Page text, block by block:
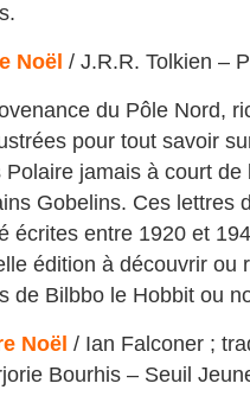
Noël / J.R.R. Tolkien –
du Pôle Nord,
pour tout savoir
Polaire jamais à court
Gobelins. Ces lettres
écrites entre 1920 et
édition à découvrir ou
de Bilbbo le Hobbit ou
Noël / Ian Falconer ;
Bourhis – Seuil